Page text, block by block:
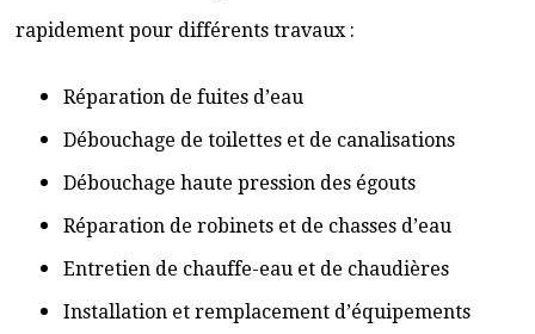
rapidement pour différents travaux :
Réparation de fuites d’eau
Débouchage de toilettes et de canalisations
Débouchage haute pression des égouts
Réparation de robinets et de chasses d’eau
Entretien de chauffe-eau et de chaudières
Installation et remplacement d’équipements